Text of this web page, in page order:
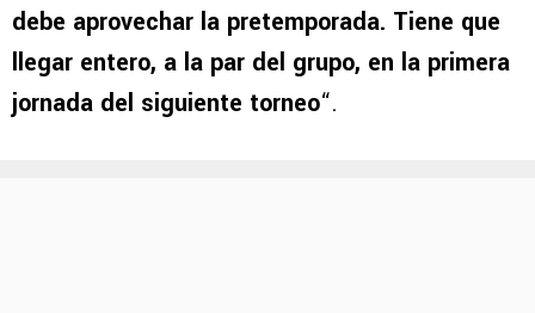
debe aprovechar la pretemporada. Tiene que
llegar entero, a la par del grupo, en la primera
jornada del siguiente torneo“.